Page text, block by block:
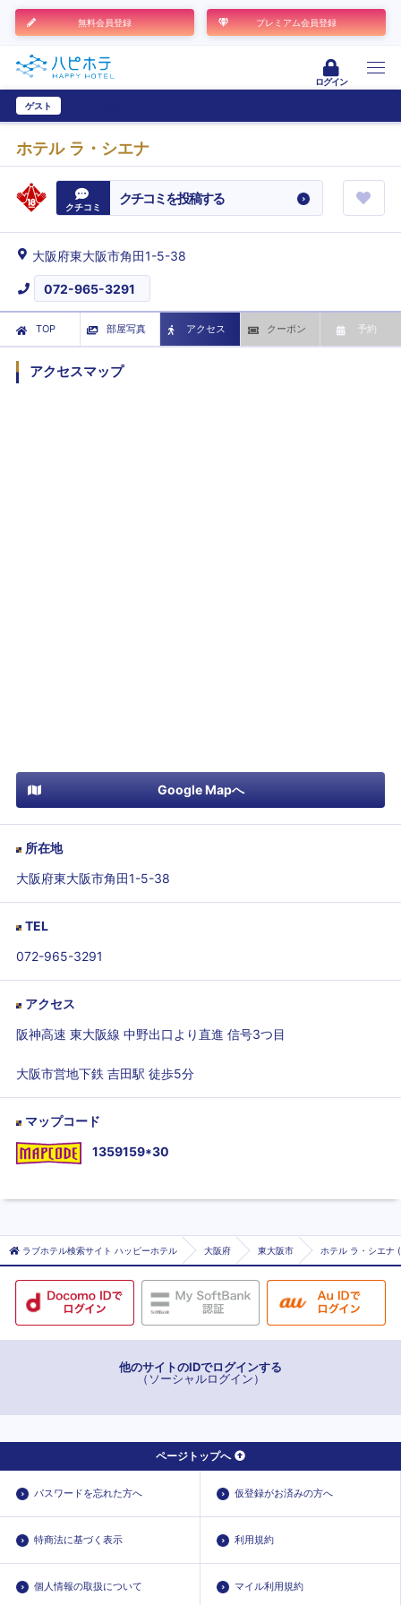
無料会員登録 プレミアム会員登録
ログイン
ゲスト
ホテル ラ・シエナ
クチコミ クチコミを投稿する
大阪府東大阪市角田1-5-38
072-965-3291
TOP 部屋写真 アクセス クーポン 予約
アクセスマップ
Google Mapへ
所在地
大阪府東大阪市角田1-5-38
TEL
072-965-3291
アクセス
阪神高速 東大阪線 中野出口より直進 信号3つ目
大阪市営地下鉄 吉田駅 徒歩5分
マップコード
1359159*30
ラブホテル検索サイト ハッピーホテル 大阪府 東大阪市 ホテル ラ・シエナ
他のサイトのIDでログインする
（ソーシャルログイン）
ページトップへ
パスワードを忘れた方へ 仮登録がお済みの方へ
特商法に基づく表示 利用規約
個人情報の取扱について マイル利用規約